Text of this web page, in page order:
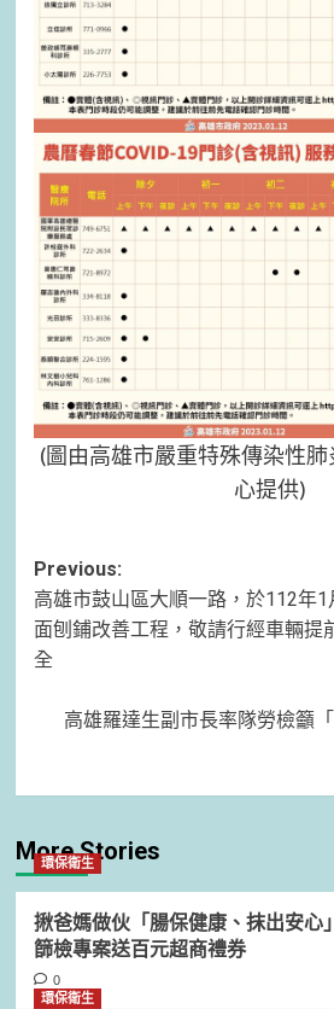
(圖由高雄市嚴重特殊傳染性
心提供)
Post
navigation
Previous:
高雄市鼓山區大順一路，於112年
面刨鋪改善工程，敬請行經車輛提
全
高雄羅達生副市長率隊勞檢籲
More Stories
環保衛生
揪爸媽做伙「腸保健康、抹出安心
篩檢專案送百元超商禮券
0
環保衛生